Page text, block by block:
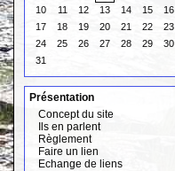
10
11 12 13 14 15
16
17
18 19 20 21 22
23
24
25 26 27 28 29
30
31
Présentation
Concept du site
Ils en parlent
Règlement
Faire un lien
Echange de liens